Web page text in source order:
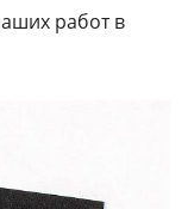
работ в